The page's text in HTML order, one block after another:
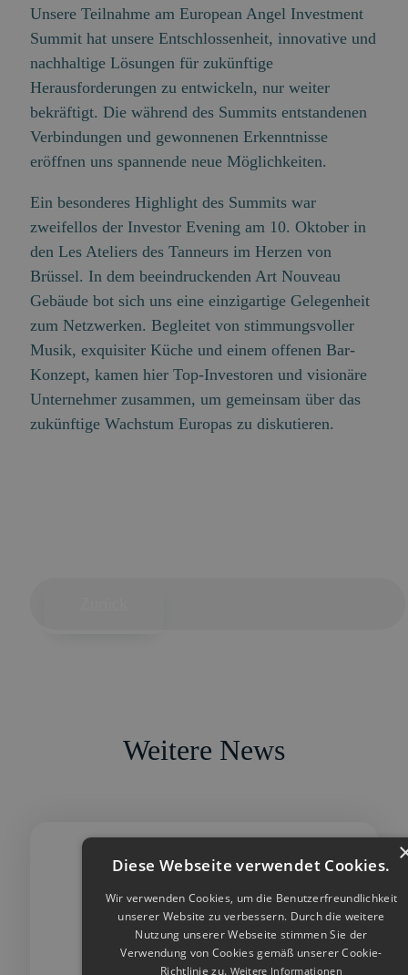
Unsere Teilnahme am European Angel Investment
Summit hat unsere Entschlossenheit, innovative und
nachhaltige Lösungen für zukünftige
Herausforderungen zu entwickeln, nur weiter
bekräftigt. Die während des Summits entstandenen
Verbindungen und gewonnenen Erkenntnisse
eröffnen uns spannende neue Möglichkeiten.
Ein besonderes Highlight des Summits war
zweifellos der Investor Evening am 10. Oktober in
den Les Ateliers des Tanneurs im Herzen von
Brüssel. In dem beeindruckenden Art Nouveau
Gebäude bot sich uns eine einzigartige Gelegenheit
zum Netzwerken. Begleitet von stimmungsvoller
Musik, exquisiter Küche und einem offenen Bar-
Konzept, kamen hier Top-Investoren und visionäre
Unternehmer zusammen, um gemeinsam über das
zukünftige Wachstum Europas zu diskutieren.
Weitere News
Diese Webseite verwendet Cookies.
Wir verwenden Cookies, um die Benutzerfreundlichkeit
unserer Website zu verbessern. Durch die weitere
Nutzung unserer Webseite stimmen Sie der
Verwendung von Cookies gemäß unserer Cookie-
Richtlinie zu. Weitere Informationen